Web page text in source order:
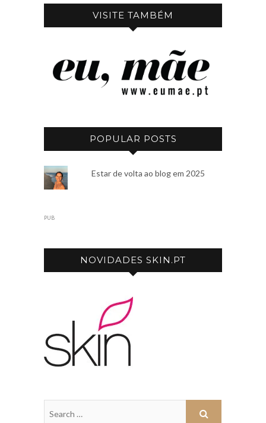
VISITE TAMBÉM
POPULAR POSTS
Estar de volta ao blog em 2025
PUB
NOVIDADES SKIN.PT